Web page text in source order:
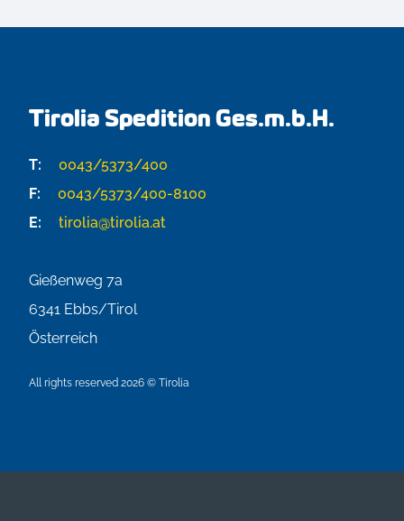
Tirolia Spedition Ges.m.b.H.
T:
0043/5373/400
F:
0043/5373/400-8100
E:
tirolia@tirolia.at
Gießenweg 7a
6341 Ebbs/Tirol
Österreich
All rights reserved 2026 © Tirolia